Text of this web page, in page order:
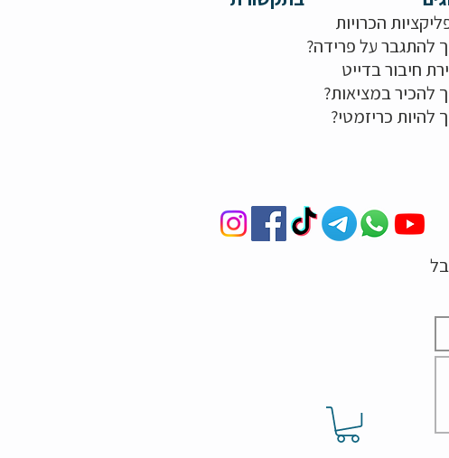
הכרויות
להתגבר על פרידה?
חיבור בדייט
להכיר במציאות?
להיות כריזמטי?